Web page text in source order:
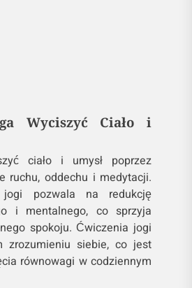
Wyciszyć Ciało i
ciało i umysł poprzez
ruchu, oddechu i medytacji.
jogi pozwala na redukcję
i mentalnego, co sprzyja
spokoju. Ćwiczenia jogi
zrozumieniu siebie, co jest
równowagi w codziennym